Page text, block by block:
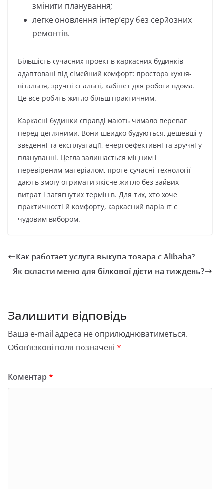
змінити планування;
легке оновлення інтер’єру без серйозних
ремонтів.
Більшість сучасних проектів каркасних будинків
адаптовані під сімейний комфорт: простора кухня-
вітальня, зручні спальні, кабінет для роботи вдома.
Це все робить житло більш практичним.
Каркасні будинки справді мають чимало переваг
перед цегляними. Вони швидко будуються, дешевші у
зведенні та експлуатації, енергоефективні та зручні у
плануванні. Цегла залишається міцним і
перевіреним матеріалом, проте сучасні технології
дають змогу отримати якісне житло без зайвих
витрат і затягнутих термінів. Для тих, хто хоче
практичності й комфорту, каркасний варіант є
чудовим вибором.
Как работает услуга выкупа товара с Alibaba?
Як скласти меню для білкової дієти на тиждень?
Залишити відповідь
Ваша e-mail адреса не оприлюднюватиметься.
Обов’язкові поля позначені *
Коментар*